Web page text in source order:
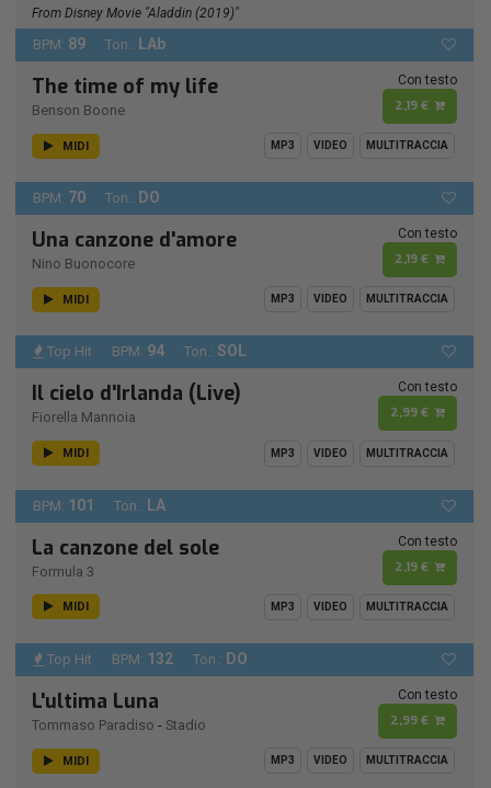
From Disney Movie "Aladdin (2019)"
BPM: 89 Ton.: LAb
The time of my life
Benson Boone
Con testo
2,19 €
MIDI MP3 VIDEO MULTITRACCIA
BPM: 70 Ton.: DO
Una canzone d'amore
Nino Buonocore
Con testo
2,19 €
MIDI MP3 VIDEO MULTITRACCIA
Top Hit BPM: 94 Ton.: SOL
Il cielo d'Irlanda (Live)
Fiorella Mannoia
Con testo
2,99 €
MIDI MP3 VIDEO MULTITRACCIA
BPM: 101 Ton.: LA
La canzone del sole
Formula 3
Con testo
2,19 €
MIDI MP3 VIDEO MULTITRACCIA
Top Hit BPM: 132 Ton.: DO
L'ultima Luna
Tommaso Paradiso - Stadio
Con testo
2,99 €
MIDI MP3 VIDEO MULTITRACCIA